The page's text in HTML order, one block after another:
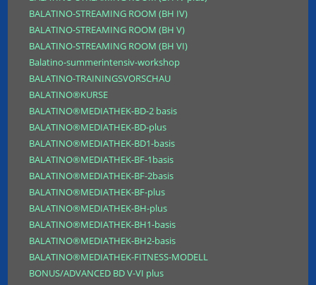
BALATINO-STREAMING ROOM (BH IV)
BALATINO-STREAMING ROOM (BH V)
BALATINO-STREAMING ROOM (BH VI)
Balatino-summerintensiv-workshop
BALATINO-TRAININGSVORSCHAU
BALATINO®KURSE
BALATINO®MEDIATHEK-BD-2 basis
BALATINO®MEDIATHEK-BD-plus
BALATINO®MEDIATHEK-BD1-basis
BALATINO®MEDIATHEK-BF-1basis
BALATINO®MEDIATHEK-BF-2basis
BALATINO®MEDIATHEK-BF-plus
BALATINO®MEDIATHEK-BH-plus
BALATINO®MEDIATHEK-BH1-basis
BALATINO®MEDIATHEK-BH2-basis
BALATINO®MEDIATHEK-FITNESS-MODELL
BONUS/ADVANCED BD V-VI plus